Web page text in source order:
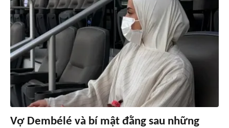
Vợ Dembélé và bí mật đằng sau những